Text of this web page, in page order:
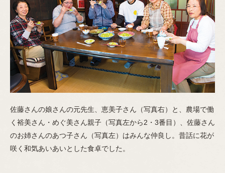
佐藤さんの娘さんの元先生、恵美子さん（写真右）と、農場で働
く裕美さん・めぐ美さん親子（写真左から2・3番目）、佐藤さん
のお姉さんのあつ子さん（写真左）はみんな仲良し。昔話に花が
咲く和気あいあいとした食卓でした。